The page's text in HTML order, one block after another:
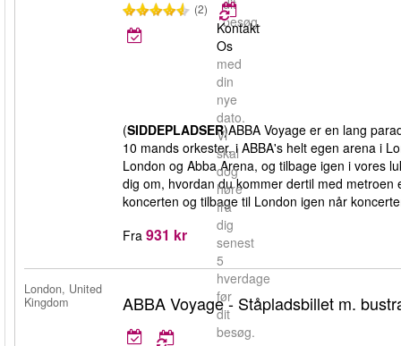
dit
besøg.
(2)
Kontakt
Os
med
din
nye
dato.
Vi
skal
dog
høre
fra
dig
senest
5
hverdage
før
dit
besøg.
(SIDDEPLADSER)ABBA Voyage er en lang
10 mands orkester, i ABBA's helt egen arena i
London og Abba Arena, og tilbage igen i vores
dig om, hvordan du kommer dertil med
koncerten og tilbage til London igen når
Fra 931 kr
London, United
Kingdom
ABBA Voyage - Ståpladsbillet m.